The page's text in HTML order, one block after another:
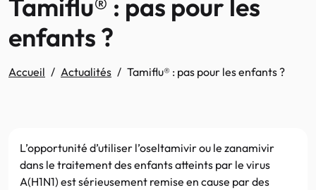
Tamiflu® : pas pour les
enfants ?
Accueil Actualités Tamiflu® : pas pour les enfants ?
L’opportunité d’utiliser l’oseltamivir ou le zanamivir
dans le traitement des enfants atteints par le virus
A(H1N1) est sérieusement remise en cause par des